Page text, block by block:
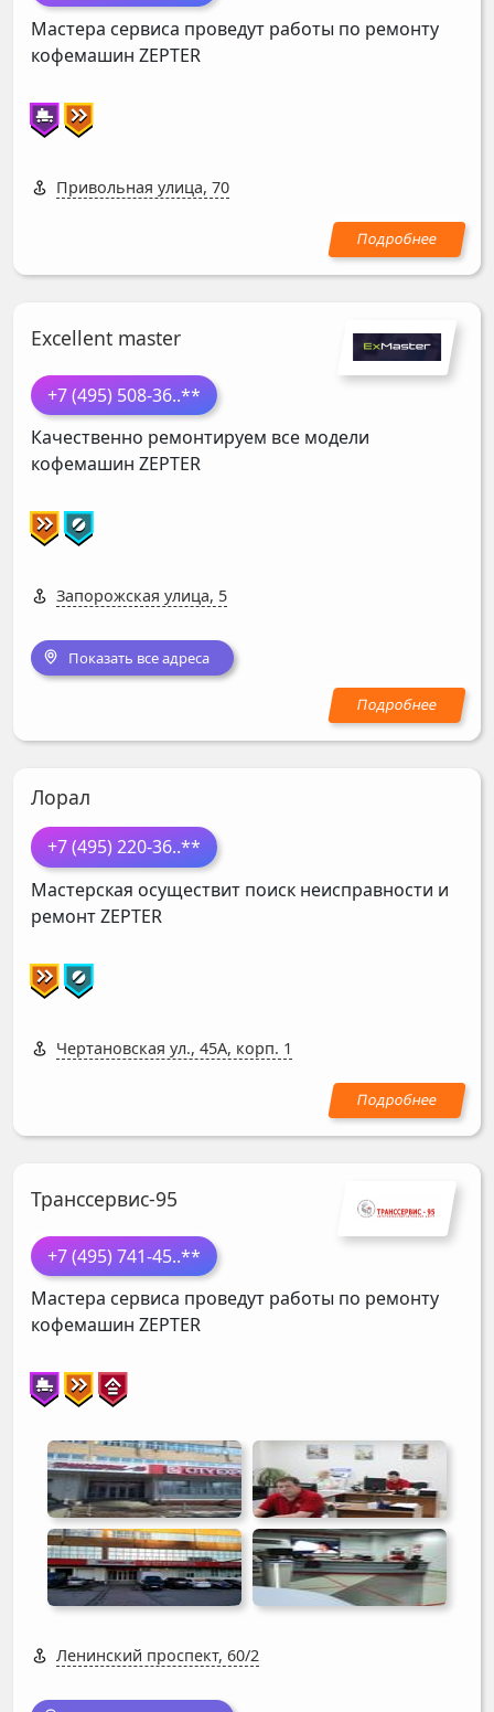
Мастера сервиса проведут работы по ремонту
кофемашин ZEPTER
Привольная улица, 70
Excellent master
+7 (495) 508-36..**
Качественно ремонтируем все модели
кофемашин ZEPTER
Запорожская улица, 5
Показать все адреса
Лорал
+7 (495) 220-36..**
Мастерская осуществит поиск неисправности и
ремонтZEPTER
Чертановская ул., 45А, корп. 1
Транссервис-95
+7 (495) 741-45..**
Мастера сервиса проведут работы по ремонту
кофемашин ZEPTER
Ленинский проспект, 60/2